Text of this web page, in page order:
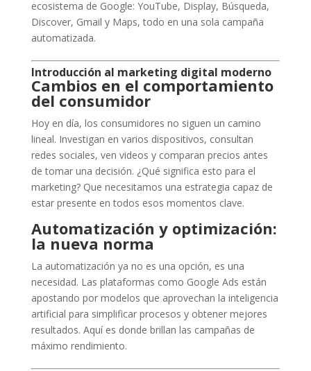
ecosistema de Google: YouTube, Display, Búsqueda,
Discover, Gmail y Maps, todo en una sola campaña
automatizada.
Introducción al marketing digital moderno
Cambios en el comportamiento
del consumidor
Hoy en día, los consumidores no siguen un camino
lineal. Investigan en varios dispositivos, consultan
redes sociales, ven videos y comparan precios antes
de tomar una decisión. ¿Qué significa esto para el
marketing? Que necesitamos una estrategia capaz de
estar presente en todos esos momentos clave.
Automatización y optimización:
la nueva norma
La automatización ya no es una opción, es una
necesidad. Las plataformas como Google Ads están
apostando por modelos que aprovechan la inteligencia
artificial para simplificar procesos y obtener mejores
resultados. Aquí es donde brillan las campañas de
máximo rendimiento.